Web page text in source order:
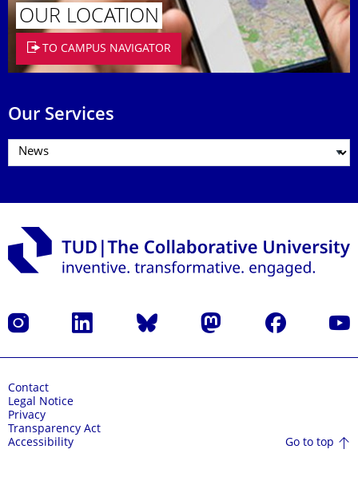
OUR LOCATION
TO CAMPUS NAVIGATOR
Our Services
Instagram LinkedIn Bluesky Mastodon Facebook
Contact
Legal Notice
Privacy
Transparency Act
Accessibility
Go to top